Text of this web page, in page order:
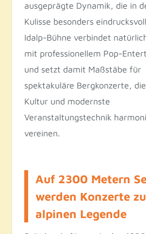
ausgeprägte Dynamik, die in
Kulisse besonders
Idalp-Bühne verbindet
mit professionellem Pop-
und setzt damit Maßstäbe für
spektakuläre Bergkonzerte,
Kultur und modernste
Veranstaltungstechnik
vereinen.
Auf 2300 Metern
werden Konzerte
alpinen Legende